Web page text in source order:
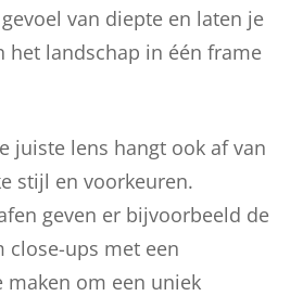
van diepte en laten je
het landschap in één frame
juiste lens hangt ook af van
stijl en voorkeuren.
geven er bijvoorbeeld de
close-ups met een
maken om een uniek